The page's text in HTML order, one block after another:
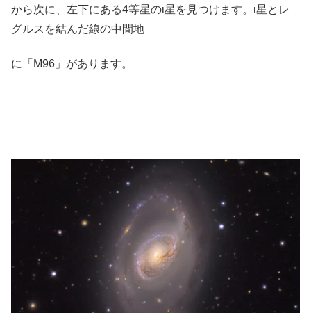
から次に、左下にある4等星のι星を見つけます。ι星とレ
グルスを結んだ線の中間地
に「M96」があります。